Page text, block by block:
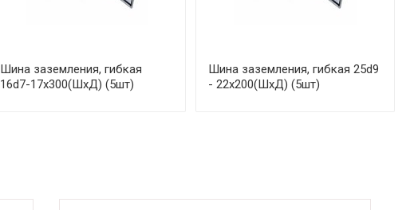
Шина заземления, гибкая
16d7-17x300(ШхД) (5шт)
Шина заземления, гибкая 25d9
- 22x200(ШхД) (5шт)